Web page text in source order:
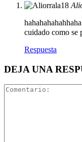
cuidado como se
Respuesta
DEJA UNA